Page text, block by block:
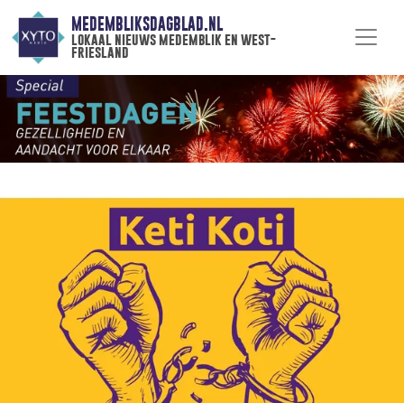
MEDEMBLIKSDAGBLAD.NL
lokaal nieuws medemblik en west-
friesland